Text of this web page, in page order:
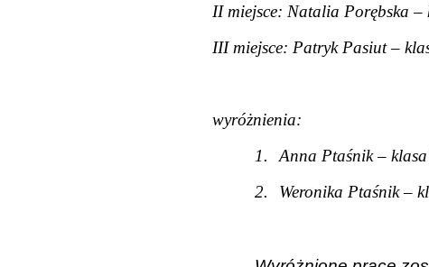
II miejsce: Natalia Porębska –
III miejsce: Patryk Pasiut –
wyróżnienia:
1.
Anna Ptaśnik –
2.
Weronika Ptaśnik –